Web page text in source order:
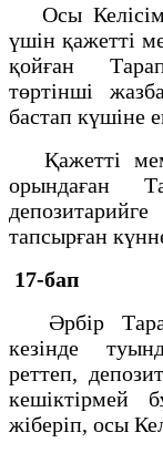
Осы Келісім
үшін қажетті
қойған
төртінші
бастап күшіне
Қажетті
орындаған
тапсырған
17-бап
Әрбір
кезінде
реттеп,
кешіктірмей
жіберіп, осы